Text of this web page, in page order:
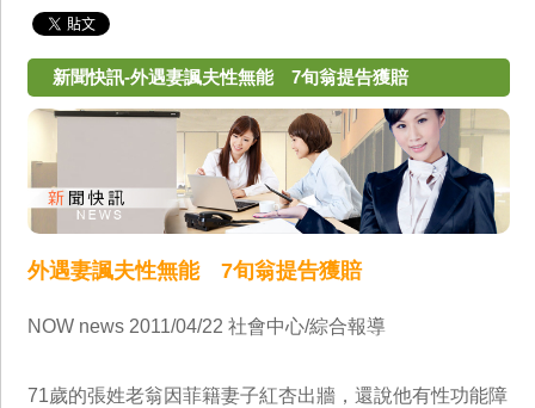
新聞快訊-外遇妻諷夫性無能 7旬翁提告獲賠
外遇妻諷夫性無能 7旬翁提告獲賠
NOW news 2011/04/22 社會中心/綜合報導
71歲的張姓老翁因菲籍妻子紅杏出牆，還說他有性功能障